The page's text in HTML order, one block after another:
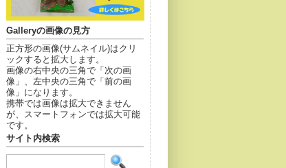
Galleryの画像の見方
正方形の画像(サムネイル)はクリ
ックすると拡大します。
画像の右中央の三角で「次の画
像」、左中央の三角で「前の画
像」になります。
携帯では画像は拡大できません
が、スマートフォンでは拡大可能
です。
サイト内検索